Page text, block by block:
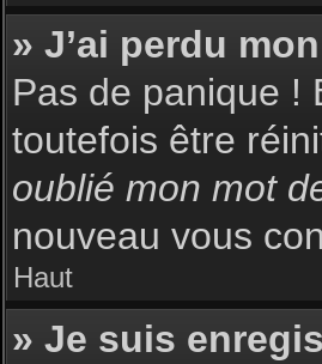
» J’ai perdu
Pas de panique !
toutefois être
oublié mon mot
nouveau vous
Haut
» Je suis